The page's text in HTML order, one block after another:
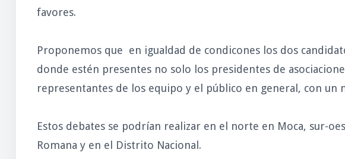
favores.
Proponemos que en igualdad de condicones los dos
donde estén presentes no solo los presidentes de
representantes de los equipo y el público en general, con un
Estos debates se podrían realizar en el norte en Moca, sur-
Romana y en el Distrito Nacional.